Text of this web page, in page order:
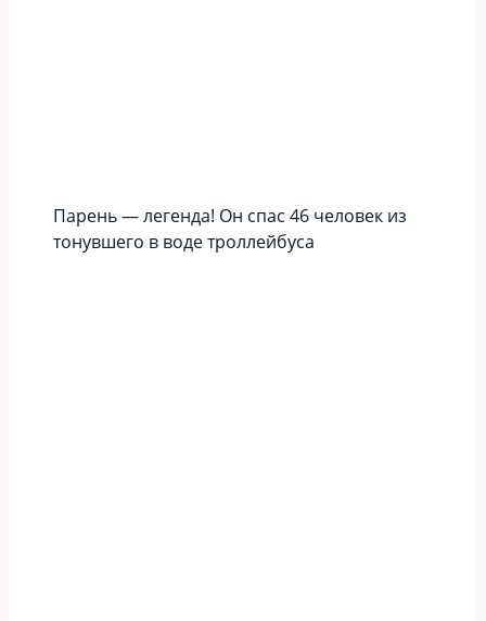
Парень — легенда! Он спас 46 человек из
тонувшего в воде троллейбуса